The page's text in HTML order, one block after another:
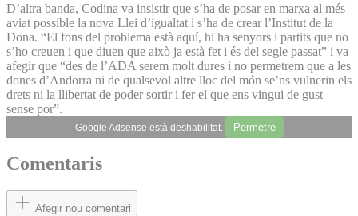
D’altra banda, Codina va insistir que s’ha de posar en marxa al més
aviat possible la nova Llei d’igualtat i s’ha de crear l’Institut de la
Dona. “El fons del problema està aquí, hi ha senyors i partits que no
s’ho creuen i que diuen que això ja està fet i és del segle passat” i va
afegir que “des de l’ADA serem molt dures i no permetrem que a les
dones d’Andorra ni de qualsevol altre lloc del món se’ns vulnerin els
drets ni la llibertat de poder sortir i fer el que ens vingui de gust
sense por”.
Google Adsense està deshabilitat. Permetre
Comentaris
Afegir nou comentari